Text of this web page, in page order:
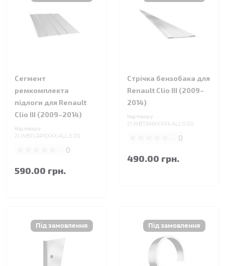
Сегмент
ремкомплекта
підлоги для Renault
Clio III (2009–2014)
Код товару:
21.WBFLRPXXXX.ALL.0.00
0
590.00 грн.
Стрічка бензобака для
Renault Clio III (2009–
2014)
Код товару:
21.WBTANKXXXX.ALL.0.00
0
490.00 грн.